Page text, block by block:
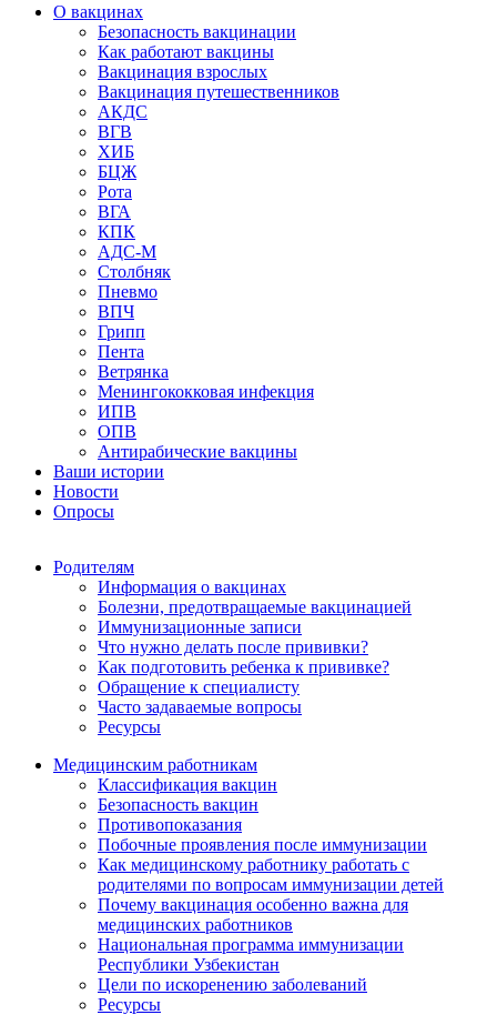
О вакцинах
Безопасность вакцинации
Как работают вакцины
Вакцинация взрослых
Вакцинация путешественников
АКДС
ВГВ
ХИБ
БЦЖ
Рота
ВГА
КПК
АДС-М
Столбняк
Пневмо
ВПЧ
Грипп
Пента
Ветрянка
Менингококковая инфекция
ИПВ
ОПВ
Антирабические вакцины
Ваши истории
Новости
Опросы
Родителям
Информация о вакцинах
Болезни, предотвращаемые вакцинацией
Иммунизационные записи
Что нужно делать после прививки?
Как подготовить ребенка к прививке?
Обращение к специалисту
Часто задаваемые вопросы
Ресурсы
Медицинским работникам
Классификация вакцин
Безопасность вакцин
Противопоказания
Побочные проявления после иммунизации
Как медицинскому работнику работать с
родителями по вопросам иммунизации детей
Почему вакцинация особенно важна для
медицинских работников
Национальная программа иммунизации
Республики Узбекистан
Цели по искоренению заболеваний
Ресурсы